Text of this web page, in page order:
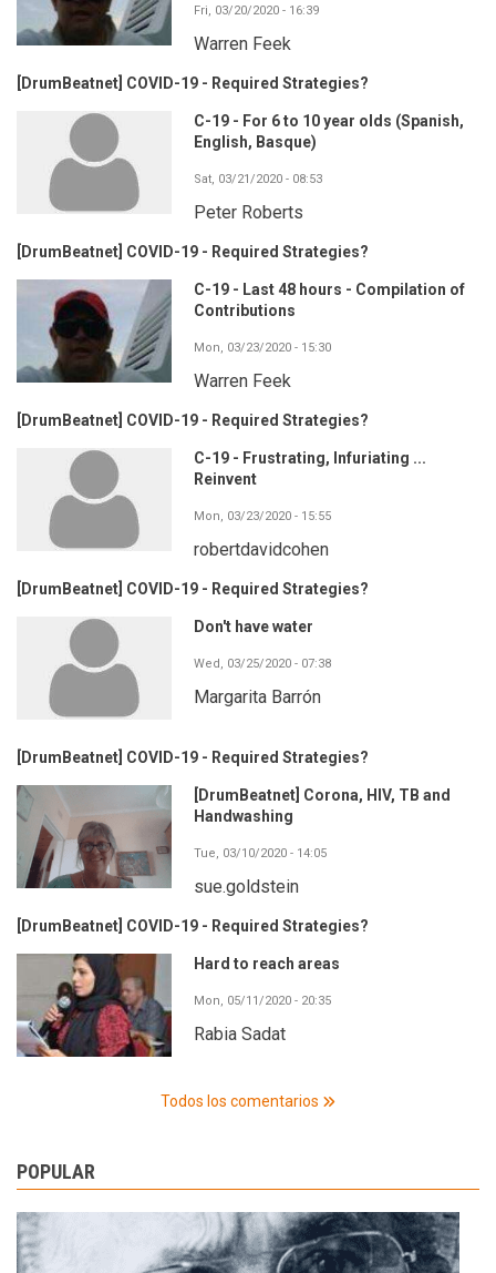
Fri, 03/20/2020 - 16:39
Warren Feek
[DrumBeatnet] COVID-19 - Required Strategies?
C-19 - For 6 to 10 year olds (Spanish,
English, Basque)
Sat, 03/21/2020 - 08:53
Peter Roberts
[DrumBeatnet] COVID-19 - Required Strategies?
C-19 - Last 48 hours - Compilation of
Contributions
Mon, 03/23/2020 - 15:30
Warren Feek
[DrumBeatnet] COVID-19 - Required Strategies?
C-19 - Frustrating, Infuriating ...
Reinvent
Mon, 03/23/2020 - 15:55
robertdavidcohen
[DrumBeatnet] COVID-19 - Required Strategies?
Don't have water
Wed, 03/25/2020 - 07:38
Margarita Barrón
[DrumBeatnet] COVID-19 - Required Strategies?
[DrumBeatnet] Corona, HIV, TB and
Handwashing
Tue, 03/10/2020 - 14:05
sue.goldstein
[DrumBeatnet] COVID-19 - Required Strategies?
Hard to reach areas
Mon, 05/11/2020 - 20:35
Rabia Sadat
Todos los comentarios
POPULAR